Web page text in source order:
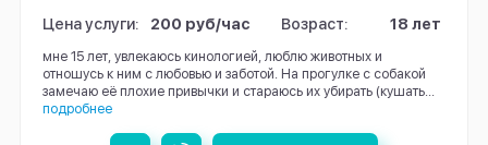
Цена услуги: 200 руб/час Возраст: 18 лет
мне 15 лет, увлекаюсь кинологией, люблю животных и
отношусь к ним с любовью и заботой. На прогулке с собакой
замечаю её плохие привычки и стараюсь их убирать (кушать...
подробнее